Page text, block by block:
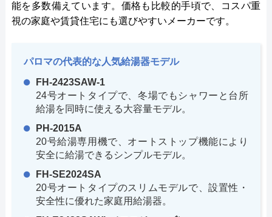
能を多数備えています。価格も比較的手頃で、コスパ重
視の家庭や賃貸住宅にも選びやすいメーカーです。
パロマの代表的な人気給湯器モデル
FH-2423SAW-1
24号オートタイプで、冬場でもシャワーと台所
給湯を同時に使える大容量モデル。
PH-2015A
20号給湯専用機で、オートストップ機能により
安全に給湯できるシンプルモデル。
FH-SE2024SA
20号オートタイプのスリムモデルで、設置性・
安全性に優れた家庭用給湯器。